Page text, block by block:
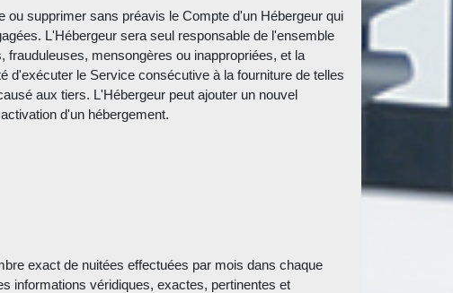
supprimer sans préavis le Compte d'un Hébergeur qui
L'Hébergeur sera seul responsable de l'ensemble
mensongères ou inappropriées, et la
d'exécuter le Service consécutive à la fourniture de telles
aux tiers. L'Hébergeur peut ajouter un nouvel
d'un hébergement.
exact de nuitées effectuées par mois dans chaque
informations véridiques, exactes, pertinentes et